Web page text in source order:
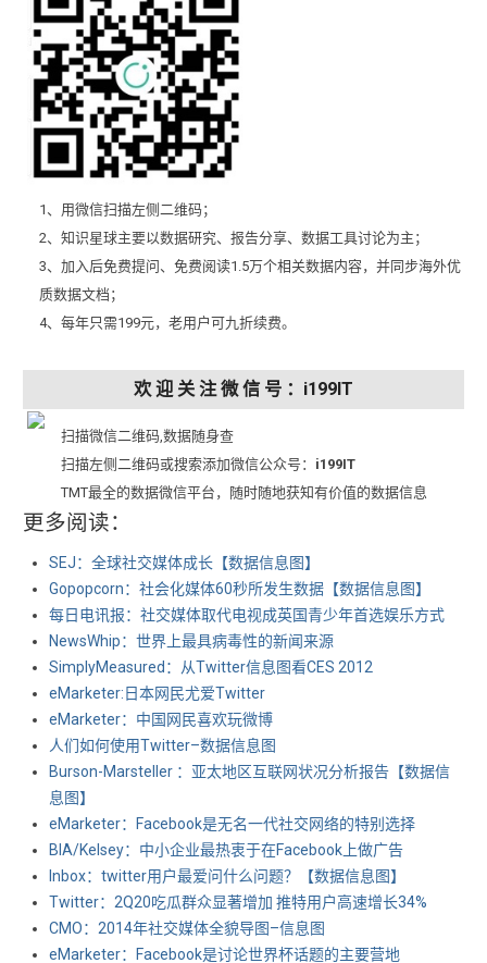
1、用微信扫描左侧二维码；
2、知识星球主要以数据研究、报告分享、数据工具讨论为主；
3、加入后免费提问、免费阅读1.5万个相关数据内容，并同步海外优
质数据文档；
4、每年只需199元，老用户可九折续费。
欢 迎 关 注 微 信 号 ：i199IT
扫描微信二维码,数据随身查
扫描左侧二维码或搜索添加微信公众号： i199IT
TMT最全的数据微信平台，随时随地获知有价值的数据信息
更多阅读：
SEJ：全球社交媒体成长【数据信息图】
Gopopcorn：社会化媒体60秒所发生数据【数据信息图】
每日电讯报：社交媒体取代电视成英国青少年首选娱乐方式
NewsWhip：世界上最具病毒性的新闻来源
SimplyMeasured：从Twitter信息图看CES 2012
eMarketer:日本网民尤爱Twitter
eMarketer：中国网民喜欢玩微博
人们如何使用Twitter–数据信息图
Burson-Marsteller ：亚太地区互联网状况分析报告【数据信
息图】
eMarketer：Facebook是无名一代社交网络的特别选择
BIA/Kelsey：中小企业最热衷于在Facebook上做广告
Inbox：twitter用户最爱问什么问题？【数据信息图】
Twitter：2Q20吃瓜群众显著增加 推特用户高速增长34%
CMO：2014年社交媒体全貌导图–信息图
eMarketer：Facebook是讨论世界杯话题的主要营地